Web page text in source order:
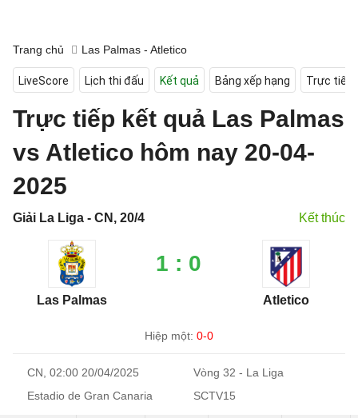
Trang chủ Las Palmas - Atletico
LiveScore Lịch thi đấu Kết quả Bảng xếp hạng Trực tiếp
Trực tiếp kết quả Las Palmas
vs Atletico hôm nay 20-04-
2025
Giải La Liga - CN, 20/4 Kết thúc
Las Palmas
1 : 0
Atletico
Hiệp một: 0-0
CN, 02:00 20/04/2025
Vòng 32 - La Liga
Estadio de Gran Canaria
SCTV15